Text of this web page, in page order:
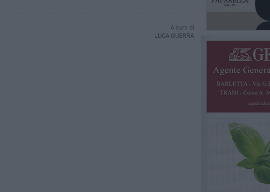
A cura di
LUCA GUERRA